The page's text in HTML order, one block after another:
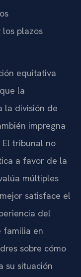
plazos
equitativa
la
la división de
impregna
tribunal no
a favor de la
múltiples
satisface el
del
familia en
sobre cómo
su situación